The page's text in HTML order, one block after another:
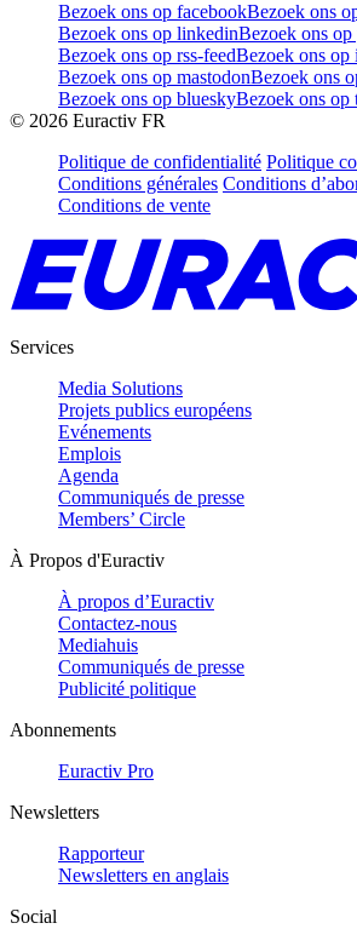
Bezoek ons op facebookBezoek ons
Bezoek ons op linkedinBezoek ons
Bezoek ons op rss-feedBezoek ons op
Bezoek ons op mastodonBezoek ons
Bezoek ons op blueskyBezoek ons op
© 2026 Euractiv FR
Politique de confidentialité Politique
Conditions générales Conditions
Conditions de vente
Services
Media Solutions
Projets publics européens
Evénements
Emplois
Agenda
Communiqués de presse
Members’ Circle
À Propos d'Euractiv
À propos d’Euractiv
Contactez-nous
Mediahuis
Communiqués de presse
Publicité politique
Abonnements
Euractiv Pro
Newsletters
Rapporteur
Newsletters en anglais
Social